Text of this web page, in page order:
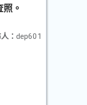
。
： dep601